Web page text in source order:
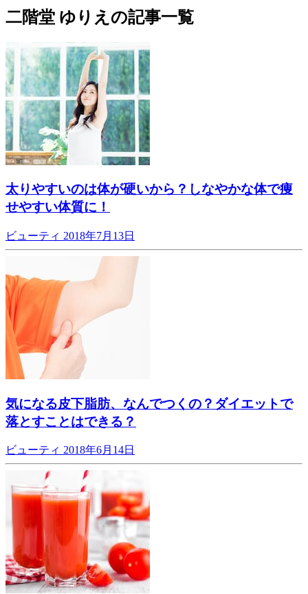
二階堂 ゆりえの記事一覧
太りやすいのは体が硬いから？しなやかな体で痩
せやすい体質に！
ビューティ 2018年7月13日
気になる皮下脂肪、なんでつくの？ダイエットで
落とすことはできる？
ビューティ 2018年6月14日